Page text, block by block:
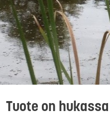
Tuote on hukassa